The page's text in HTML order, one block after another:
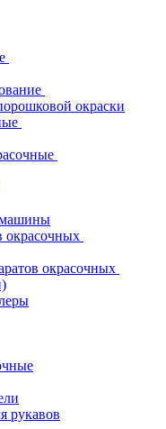
окраски
машины
окрасочных
окрасочных
рукавов